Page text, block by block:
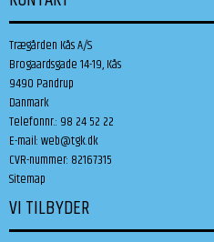
Trægården Kås A/S
Brogaardsgade 14-19, Kås
9490 Pandrup
Danmark
Telefonnr.: 98 24 52 22
E-mail:web@tgk.dk
CVR-nummer: 82167315
Sitemap
VI TILBYDER